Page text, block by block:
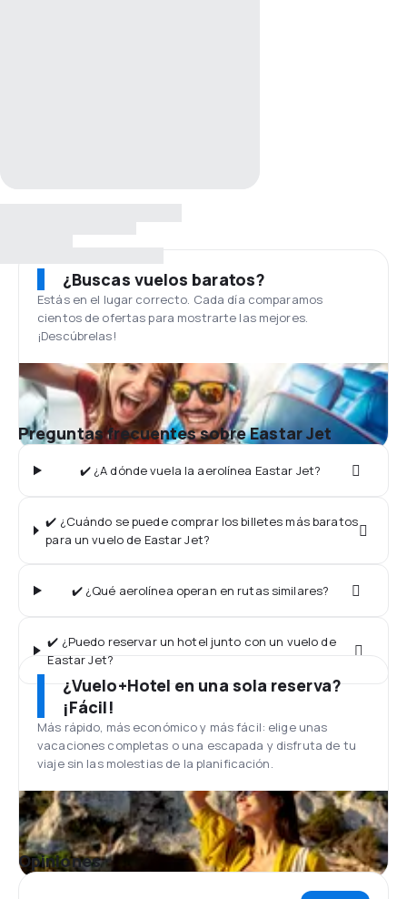
¿Buscas vuelos baratos?
Estás en el lugar correcto. Cada día comparamos
cientos de ofertas para mostrarte las mejores.
¡Descúbrelas!
Preguntas frecuentes sobre Eastar Jet
✔️ ¿A dónde vuela la aerolínea Eastar Jet?
✔️ ¿Cuándo se puede comprar los billetes más baratos
para un vuelo de Eastar Jet?
✔️ ¿Qué aerolínea operan en rutas similares?
✔️ ¿Puedo reservar un hotel junto con un vuelo de
Eastar Jet?
¿Vuelo+Hotel en una sola reserva?
¡Fácil!
Más rápido, más económico y más fácil: elige unas
vacaciones completas o una escapada y disfruta de tu
viaje sin las molestias de la planificación.
Opiniones